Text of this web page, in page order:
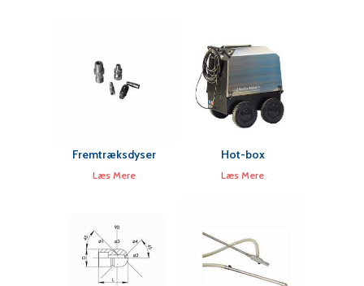
Fremtræksdyser
Læs Mere
Hot-box
Læs Mere